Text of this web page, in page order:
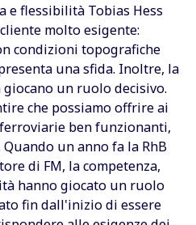
e flessibilità Tobias Hess
molto esigente:
condizioni topografiche
una sfida. Inoltre, la
un ruolo decisivo.
che possiamo offrire ai
ben funzionanti,
un anno fa la RhB
di FM, la competenza,
hanno giocato un ruolo
fin dall'inizio di essere